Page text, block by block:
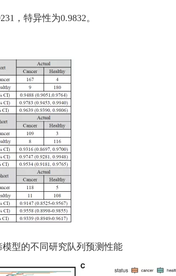
，特异性为0.9832。
模型的不同研究队列预测性能